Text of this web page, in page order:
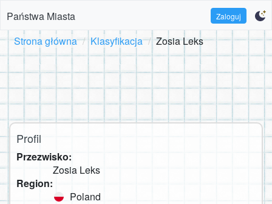
Państwa Miasta Zaloguj
Strona główna Klasyfikacja Zosia Leks
Profil
Przezwisko:
Zosia Leks
Region:
Poland